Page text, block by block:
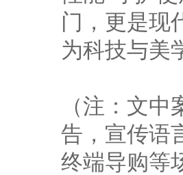
门，更是现
为科技与美
（注：文
告，宣传语
终端导购等